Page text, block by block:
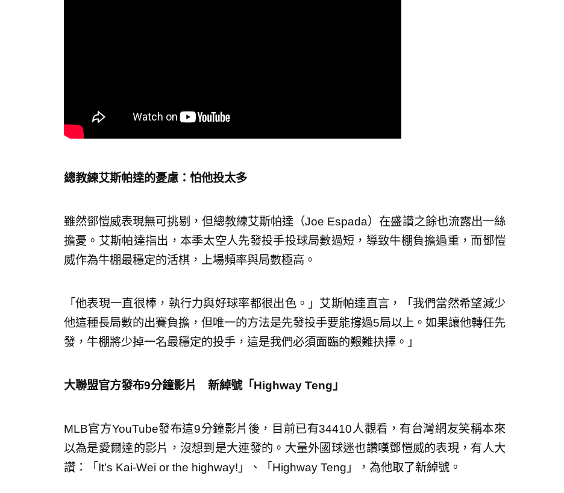
總教練艾斯帕達的憂慮：怕他投太多
雖然鄧愷威表現無可挑剔，但總教練艾斯帕達（Joe Espada）在盛讚之餘也流露出一絲
擔憂。艾斯帕達指出，本季太空人先發投手投球局數過短，導致牛棚負擔過重，而鄧愷
威作為牛棚最穩定的活棋，上場頻率與局數極高。
「他表現一直很棒，執行力與好球率都很出色。」艾斯帕達直言，「我們當然希望減少
他這種長局數的出賽負擔，但唯一的方法是先發投手要能撐過5局以上。如果讓他轉任先
發，牛棚將少掉一名最穩定的投手，這是我們必須面臨的艱難抉擇。」
大聯盟官方發布9分鐘影片 新綽號「Highway Teng」
MLB官方YouTube發布這9分鐘影片後，目前已有34410人觀看，有台灣網友笑稱本來
以為是愛爾達的影片，沒想到是大連發的。大量外國球迷也讚嘆鄧愷威的表現，有人大
讚：「It’s Kai-Wei or the highway!」、「Highway Teng」，為他取了新綽號。